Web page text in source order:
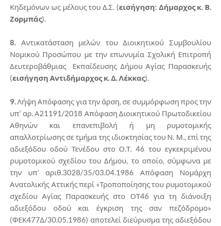
Κηδεμόνων ως μέλους του Δ.Σ. (εισήγηση: Δήμαρχος κ. Β.
Ζορμπάς).
8. Αντικατάσταση μελών του Διοικητικού Συμβουλίου
Νομικού Προσώπου με την επωνυμία Σχολική Επιτροπή
Δευτεροβάθμιας Εκπαίδευσης Δήμου Αγίας Παρασκευής
(εισήγηση Αντιδήμαρχος κ.Δ. Λέκκας).
9.Λήψη Απόφασης για την άρση, σε συμμόρφωση προς την
υπ’ αρ. Α21191/2018 Απόφαση Διοικητικού Πρωτοδικείου
Αθηνών και επανεπιβολή ή μη ρυμοτομικής
απαλλοτρίωσης σε τμήμα της ιδιοκτησίας του Ν. Μ., επί της
αδιεξόδου οδού Τενέδου στο Ο.Τ. 46 του εγκεκριμένου
ρυμοτομικού σχεδίου του Δήμου, το οποίο, σύμφωνα με
την υπ’ αριθ.3028/35/03.04.1986 Απόφαση Νομάρχη
Ανατολικής Αττικής περί «Τροποποίησης του ρυμοτομικού
σχεδίου Αγίας Παρασκευής στο ΟΤ46 για τη διάνοιξη
αδιεξόδου οδού και έγκριση της σαν πεζόδρομο»
(ΦΕΚ477Δ/30.05.1986) αποτελεί διεύρυσμα της αδιεξόδου